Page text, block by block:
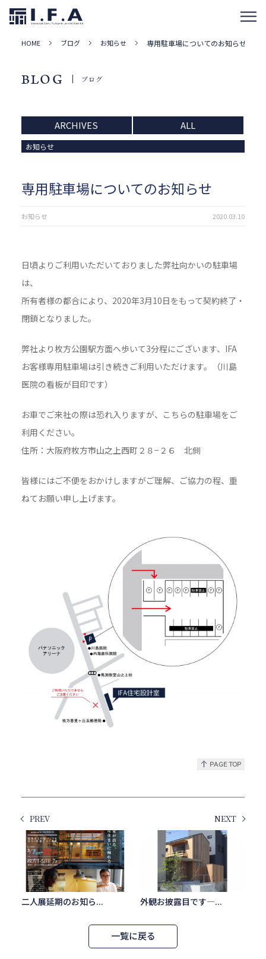
HOME ブログ お知らせ 専用駐車場についてのお知らせ
BLOG ブログ
ARCHIVES ALL
お知らせ
専用駐車場についてのお知らせ
お知らせ 2020.03.10
日頃よりご利用いただいておりました弊社向かいの駐車場
は、
所有者様の都合により、2020年3月10日をもって契約終了・
閉鎖となりました。
弊社より枚方公園駅方面へ歩いて3分程にございます、IFA
お客様専用駐車場は引き続きご利用いただけます。（川島
医院の看板が目印です）
お車でご来社の際は恐れ入りますが、こちらの駐車場をご
利用ください。
住所：大阪府枚方市山之上西町２８−２６ 北側
皆様にはご不便をおかけしますがご理解、ご協力の程、重
ねてお願い申し上げます。
PREV
二人展延期のお知ら...
NEXT
外観お披露目です―...
一覧に戻る